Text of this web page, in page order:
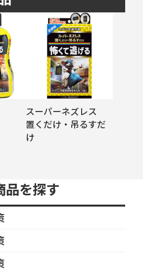
スーパーネズレス
置くだけ・吊るすだ
け
品を探す